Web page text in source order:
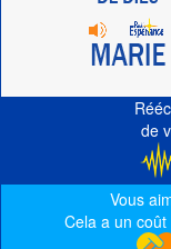
de
Vous
Cela a un